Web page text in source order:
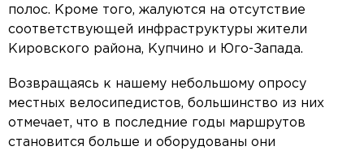
полос. Кроме того, жалуются на отсутствие
соответствующей инфраструктуры жители
Кировского района, Купчино и Юго-Запада.
Возвращаясь к нашему небольшому опросу
местных велосипедистов, большинство из них
отмечает, что в последние годы маршрутов
становится больше и оборудованы они